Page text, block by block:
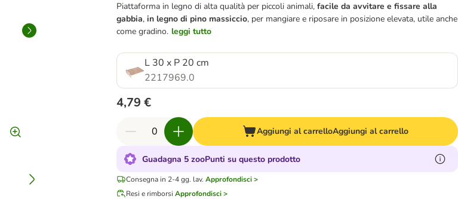
Piattaforma in legno di alta qualità per piccoli animali,facile da avvitare e fissare alla
gabbia,in legno di pino massiccio, per mangiare e riposare in posizione elevata, utile anche
come gradino. leggi tutto
L 30 x P 20 cm
2217969.0
4,79 €
Aggiungi al carrelloAggiungi al carrello
Guadagna 5 zooPunti su questo prodotto
Consegna in 2-4 gg. lav. Approfondisci >
Resi e rimborsi Approfondisci >